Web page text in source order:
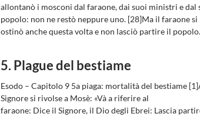
allontanò i mosconi dal faraone, dai suoi ministri e dal
popolo: non ne restò neppure uno. [28]Ma il faraone si
ostinò anche questa volta e non lasciò partire il popolo.
5. Plague del bestiame
Esodo – Capitolo 9 5a piaga: mortalità del bestiame
Signore si rivolse a Mosè: «Và a riferire al
faraone: Dice il Signore, il Dio degli Ebrei: Lascia